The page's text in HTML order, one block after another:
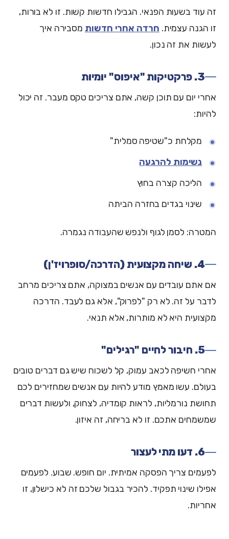
זה עוד בשעות הפנאי. הגבילו חדשות קשות. זו לא בורות,
זו הגנה עצמית. חרדה אחרי חדשות מסבירה איך
לעשות את זה נכון.
3. פרקטיקות "איפוס" יומיות
אחרי יום עם תוכן קשה, אתם צריכים טקס מעבר. זה יכול
להיות:
מקלחת כ"שטיפה סמלית"
נשימות להרגעה
הליכה קצרה בחוץ
שינוי בגדים בחזרה הביתה
המטרה: לסמן לגוף ולנפש שהעבודה נגמרה.
4. שיחה מקצועית (הדרכה/סופרויז'ן)
אם אתם עובדים עם אנשים במצוקה, אתם צריכים מרחב
לדבר על זה. לא רק "לפרוק", אלא גם לעבד. הדרכה
מקצועית היא לא מותרות, אלא תנאי.
5. חיבור לחיים "רגילים"
אחרי חשיפה לכאב עמוק, קל לשכוח שיש גם דברים טובים
בעולם. עשו מאמץ מודע להיות עם אנשים שמחזירים לכם
תחושת נורמליות, לראות קומדיה, לצחוק, ולעשות דברים
שמשמחים אתכם. זו לא בריחה, זה איזון.
6. דעו מתי לעצור
לפעמים צריך הפסקה אמיתית. יום חופש. שבוע. לפעמים
אפילו שינוי תפקיד. להכיר בגבול שלכם זה לא כישלון, זו
אחריות.